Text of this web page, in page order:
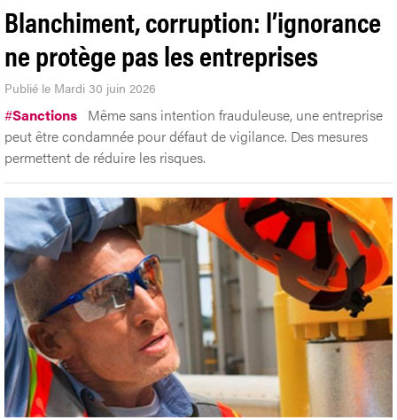
Blanchiment, corruption: l’ignorance
ne protège pas les entreprises
Publié le Mardi 30 juin 2026
#Sanctions Même sans intention frauduleuse, une entreprise
peut être condamnée pour défaut de vigilance. Des mesures
permettent de réduire les risques.